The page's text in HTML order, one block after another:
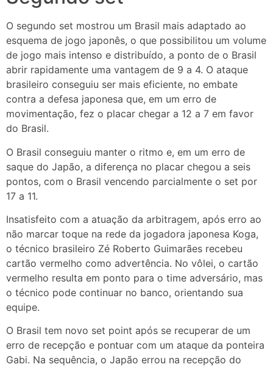
O segundo set mostrou um Brasil mais adaptado ao
esquema de jogo japonês, o que possibilitou um volume
de jogo mais intenso e distribuído, a ponto de o Brasil
abrir rapidamente uma vantagem de 9 a 4. O ataque
brasileiro conseguiu ser mais eficiente, no embate
contra a defesa japonesa que, em um erro de
movimentação, fez o placar chegar a 12 a 7 em favor
do Brasil.
O Brasil conseguiu manter o ritmo e, em um erro de
saque do Japão, a diferença no placar chegou a seis
pontos, com o Brasil vencendo parcialmente o set por
17 a 11.
Insatisfeito com a atuação da arbitragem, após erro ao
não marcar toque na rede da jogadora japonesa Koga,
o técnico brasileiro Zé Roberto Guimarães recebeu
cartão vermelho como advertência. No vôlei, o cartão
vermelho resulta em ponto para o time adversário, mas
o técnico pode continuar no banco, orientando sua
equipe.
O Brasil tem novo set point após se recuperar de um
erro de recepção e pontuar com um ataque da ponteira
Gabi. Na sequência, o Japão errou na recepção do